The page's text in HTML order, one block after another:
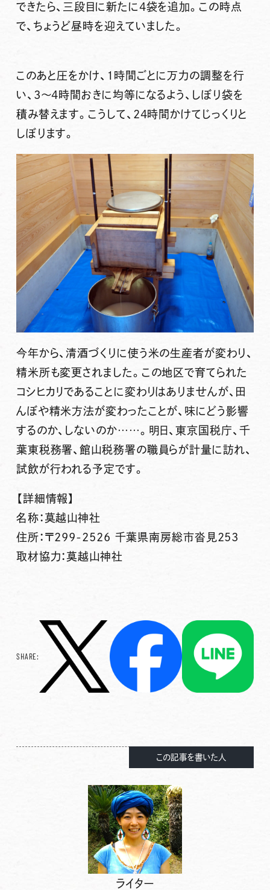
できたら、三段目に新たに4袋を追加。この時点
で、ちょうど昼時を迎えていました。
このあと圧をかけ、1時間ごとに万力の調整を行
い、3～4時間おきに均等になるよう、しぼり袋を
積み替えます。こうして、24時間かけてじっくりと
しぼります。
今年から、清酒づくりに使う米の生産者が変わり、
精米所も変更されました。この地区で育てられた
コシヒカリであることに変わりはありませんが、田
んぼや精米方法が変わったことが、味にどう影響
するのか、しないのか……。明日、東京国税庁、千
葉東税務署、館山税務署の職員らが計量に訪れ、
試飲が行われる予定です。
【詳細情報】
名称：莫越山神社
住所：〒299-2526 千葉県南房総市沓見253
取材協力：莫越山神社
SHARE:
この記事を書いた人
ライター